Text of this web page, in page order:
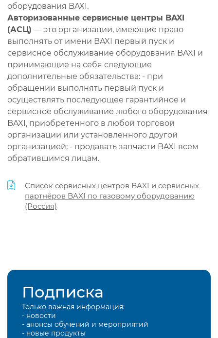
оборудования BAXI.
Авторизованные сервисные центры BAXI
(АСЦ) — это организации, имеющие право
выполнять от имени BAXI первый пуск и
сервисное обслуживание оборудования BAXI и
принимающие на себя следующие
дополнительные обязательства: - при
обращении выполнять первый пуск и
осуществлять последующее гарантийное и
сервисное обслуживание любого оборудования
BAXI, приобретенного в любой торговой
организации или установленного другой
организацией; - продавать запчасти BAXI всем
обратившимся лицам.
Список сервисных центров BAXI и сервисных
партнёров BAXI по газовому оборудованию
(Россия)
Подписка
Только важная информация:
- новости
- анонсы обучений и мероприятий
- новые продукты